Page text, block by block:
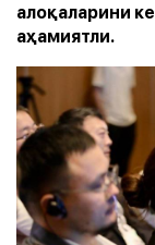
алоқаларини
аҳамиятли.